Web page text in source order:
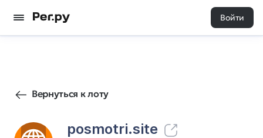
Войти
Вернуться к лоту
posmotri.site
0 0